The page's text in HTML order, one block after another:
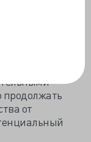
что в данной
с
что,
продолжать
от